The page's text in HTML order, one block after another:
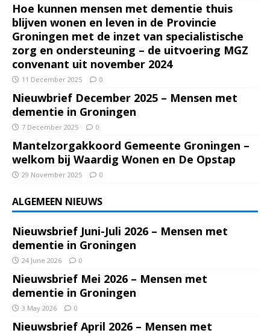
Hoe kunnen mensen met dementie thuis
blijven wonen en leven in de Provincie
Groningen met de inzet van specialistische
zorg en ondersteuning – de uitvoering MGZ
convenant uit november 2024
11 December 2025 0
Nieuwbrief December 2025 – Mensen met
dementie in Groningen
7 December 2025 0
Mantelzorgakkoord Gemeente Groningen –
welkom bij Waardig Wonen en De Opstap
29 November 2025 0
ALGEMEEN NIEUWS
Nieuwsbrief Juni-Juli 2026 – Mensen met
dementie in Groningen
24 June 2026 0
Nieuwsbrief Mei 2026 – Mensen met
dementie in Groningen
3 May 2026 0
Nieuwsbrief April 2026 – Mensen met